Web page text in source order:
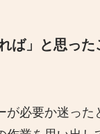
ば」と思っ
が必要か迷った